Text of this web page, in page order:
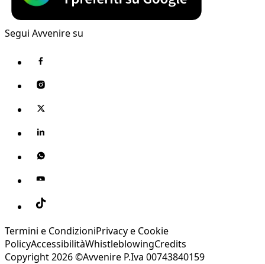
Segui Avvenire su
Termini e CondizioniPrivacy e Cookie
PolicyAccessibilitàWhistleblowingCredits
Copyright 2026 ©Avvenire P.Iva 00743840159